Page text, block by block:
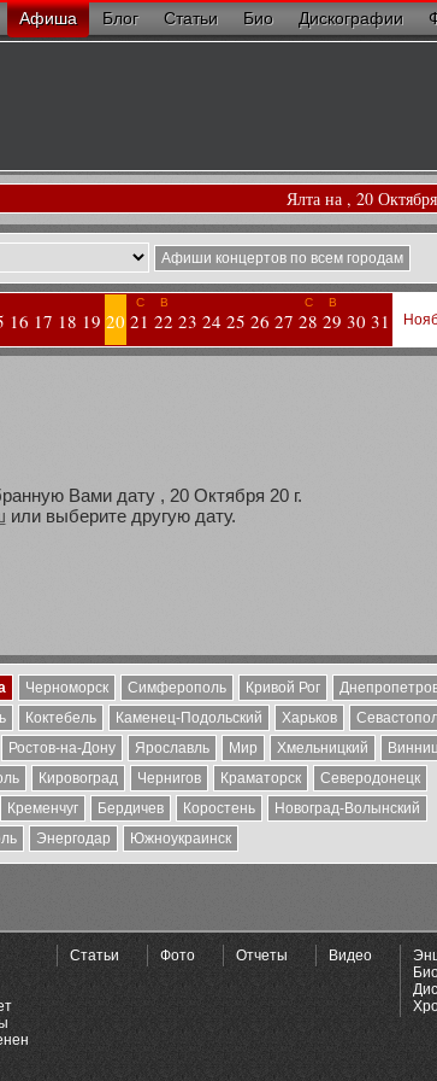
Афиша Блог Статьи Био Дискографии
Ялта на , 20
Афиши концертов по всем городам
16 17 18 19 20
С
21
В
22 23 24 25 26 27
С
28
В
29 30 31
Вами дату , 20 Октября 20 г.
или выберите другую дату.
Черноморск Симферополь Кривой Рог
Коктебель Каменец-Подольский Харьков
Ростов-на-Дону Ярославль Мир Хмельницкий
Кировоград Чернигов Краматорск
Северодонецк
Кременчуг Бердичев Коростень
Новоград-Волынский
Энергодар Южноукраинск
Статьи Фото Отчеты Видео